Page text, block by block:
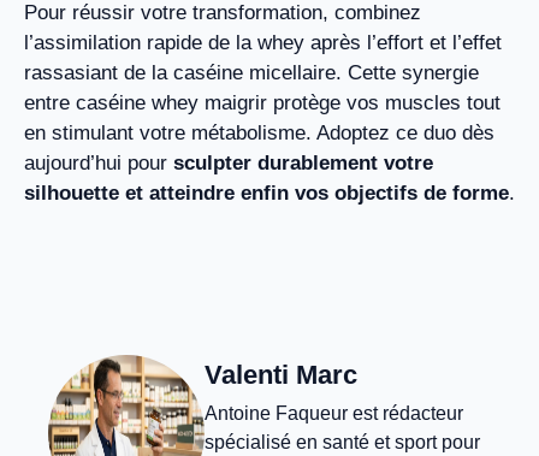
Pour réussir votre transformation, combinez
l’assimilation rapide de la whey après l’effort et l’effet
rassasiant de la caséine micellaire. Cette synergie
entre caséine whey maigrir protège vos muscles tout
en stimulant votre métabolisme. Adoptez ce duo dès
aujourd’hui pour sculpter durablement votre
silhouette et atteindre enfin vos objectifs de forme.
Valenti Marc
Antoine Faqueur est rédacteur
spécialisé en santé et sport pour